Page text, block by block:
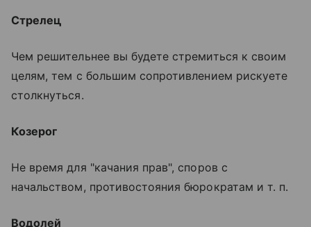
Стрелец
Чем решительнее вы будете стремиться к своим
целям, тем с большим сопротивлением рискуете
столкнуться.
Козерог
Не время для "качания прав", споров с
начальством, противостояния бюрократам и т. п.
Водолей